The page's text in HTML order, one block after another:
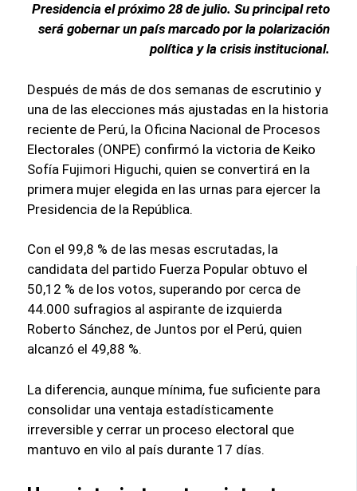
Presidencia el próximo 28 de julio. Su principal reto
será gobernar un país marcado por la polarización
política y la crisis institucional.
Después de más de dos semanas de escrutinio y
una de las elecciones más ajustadas en la historia
reciente de Perú, la Oficina Nacional de Procesos
Electorales (ONPE) confirmó la victoria de Keiko
Sofía Fujimori Higuchi, quien se convertirá en la
primera mujer elegida en las urnas para ejercer la
Presidencia de la República.
Con el 99,8 % de las mesas escrutadas, la
candidata del partido Fuerza Popular obtuvo el
50,12 % de los votos, superando por cerca de
44.000 sufragios al aspirante de izquierda
Roberto Sánchez, de Juntos por el Perú, quien
alcanzó el 49,88 %.
La diferencia, aunque mínima, fue suficiente para
consolidar una ventaja estadísticamente
irreversible y cerrar un proceso electoral que
mantuvo en vilo al país durante 17 días.